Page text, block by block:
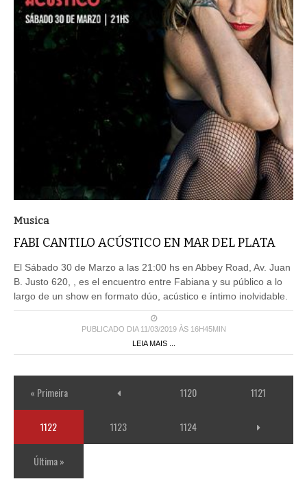
Musica
FABI CANTILO ACÚSTICO EN MAR DEL PLATA
El Sábado 30 de Marzo a las 21:00 hs en Abbey Road, Av. Juan
B. Justo 620, , es el encuentro entre Fabiana y su público a lo
largo de un show en formato dúo, acústico e íntimo inolvidable.
PUBLICADO DIA 11/03/2019 ÀS 16H45MIN
LEIA MAIS ...
« Primeira 1120 1121
1122 1123 1124
Última »